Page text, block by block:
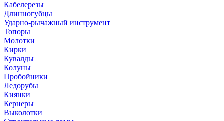
Кабелерезы
Длинногубцы
Ударно-рычажный инструмент
Топоры
Молотки
Кирки
Кувалды
Колуны
Пробойники
Ледорубы
Киянки
Кернеры
Выколотки